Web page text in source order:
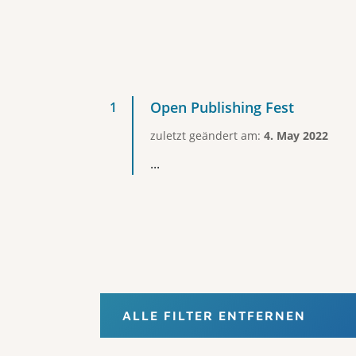
Open Publishing Fest
zuletzt geändert am: 4. May 2022
...
ALLE FILTER ENTFERNEN